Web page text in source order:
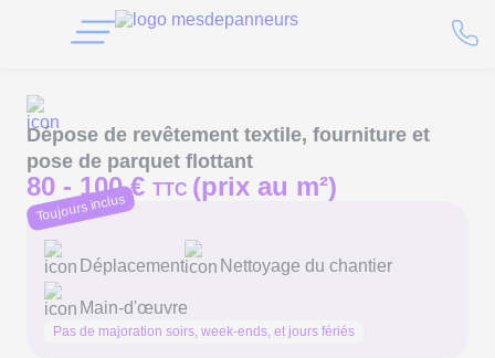
Dépose de revêtement textile, fourniture et
pose de parquet flottant
80 - 100 € TTC (prix au m²)
Toujours inclus
Déplacement Nettoyage du chantier
Main-d'œuvre
Pas de majoration soirs, week-ends, et jours fériés